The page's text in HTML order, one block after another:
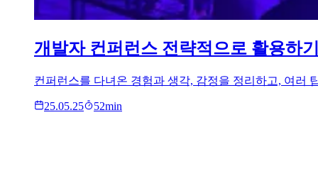
개발자 컨퍼런스 전략적으로 활용하
컨퍼런스를 다녀온 경험과 생각, 감정을 정리하고, 여러
25.05.25 52min